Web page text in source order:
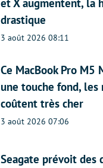
drastique
3 août 2026 08:11
Ce MacBook Pro M5
une touche fond, les
coûtent très cher
3 août 2026 07:06
Seagate prévoit des